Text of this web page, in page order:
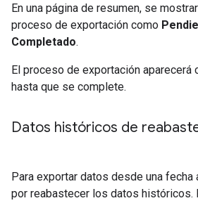
En una página de resumen, se
proceso de exportación como
Completado.
El proceso de exportación aparecerá
hasta que se complete.
Datos históricos de
Para exportar datos desde una fecha
por reabastecer los datos históricos.